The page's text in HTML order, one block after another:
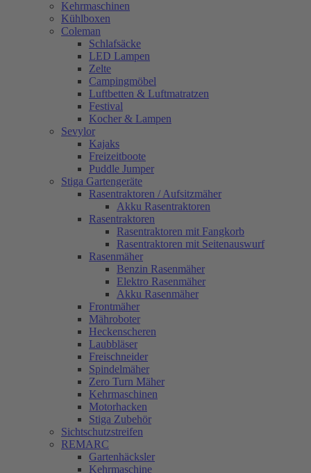
Kehrmaschinen
Kühlboxen
Coleman
Schlafsäcke
LED Lampen
Zelte
Campingmöbel
Luftbetten & Luftmatratzen
Festival
Kocher & Lampen
Sevylor
Kajaks
Freizeitboote
Puddle Jumper
Stiga Gartengeräte
Rasentraktoren / Aufsitzmäher
Akku Rasentraktoren
Rasentraktoren
Rasentraktoren mit Fangkorb
Rasentraktoren mit Seitenauswurf
Rasenmäher
Benzin Rasenmäher
Elektro Rasenmäher
Akku Rasenmäher
Frontmäher
Mähroboter
Heckenscheren
Laubbläser
Freischneider
Spindelmäher
Zero Turn Mäher
Kehrmaschinen
Motorhacken
Stiga Zubehör
Sichtschutzstreifen
REMARC
Gartenhäcksler
Kehrmaschine